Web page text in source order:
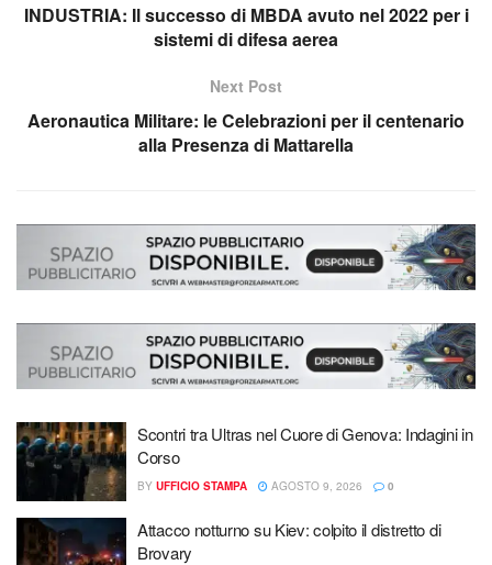
INDUSTRIA: Il successo di MBDA avuto nel 2022 per i
sistemi di difesa aerea
Next Post
Aeronautica Militare: le Celebrazioni per il centenario
alla Presenza di Mattarella
Scontri tra Ultras nel Cuore di Genova: Indagini in
Corso
BY UFFICIO STAMPA AGOSTO 9, 2026 0
Attacco notturno su Kiev: colpito il distretto di
Brovary